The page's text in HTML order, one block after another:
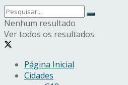
Nenhum resultado
Ver todos os resultados
Página Inicial
Cidades